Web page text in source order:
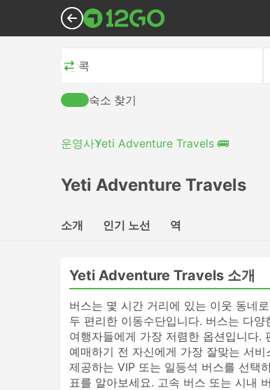
방콕
숙소 찾기
운영사Yeti Adventure Travels 🚌
Yeti Adventure Travels
소개
인기 노선 역
Yeti Adventure Travels 소개
버스는 몇 시간 거리에 있는 이웃 동네
두 편리한 이동수단입니다. 버스는 다
여행자들에게 가장 저렴한 옵션입니다.
예매하기 전 자신에게 가장 잘맞는 서
제공하는 VIP 또는 일등석 버스를 선택
표를 알아보세요. 고속 버스 또는 시내